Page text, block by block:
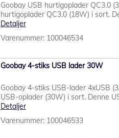
Goobay USB hurtigoplader QC3.0
hurtigoplader QC3.0 (18W) i sort.
Detaljer
Varenummer: 100046534
Goobay 4-stiks USB lader 30W
Goobay 4-stiks USB-lader 4xUSB
USB-oplader (30W) i sort. Denne
Detaljer
Varenummer: 100046533